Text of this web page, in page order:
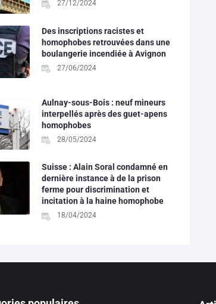
27/12/2024
Des inscriptions racistes et
homophobes retrouvées dans une
boulangerie incendiée à Avignon
27/06/2024
Aulnay-sous-Bois : neuf mineurs
interpellés après des guet-apens
homophobes
28/05/2024
Suisse : Alain Soral condamné en
dernière instance à de la prison
ferme pour discrimination et
incitation à la haine homophobe
18/04/2024